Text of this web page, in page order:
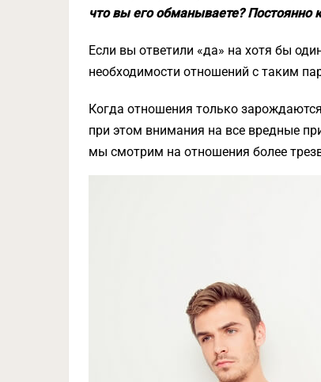
что вы его обманываете? Постоянно
Если вы ответили «да» на хотя бы
необходимости отношений с таким
Когда отношения только
при этом внимания на все вредные
мы смотрим на отношения более